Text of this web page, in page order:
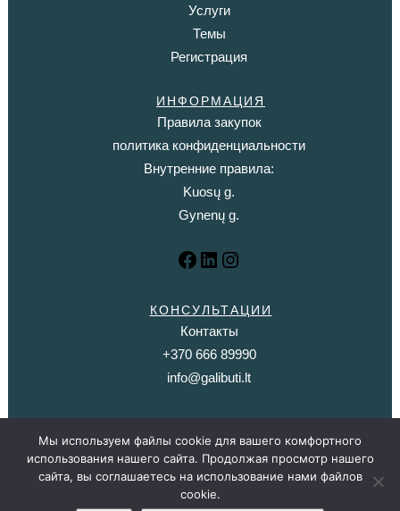
Услуги
Темы
Регистрация
ИНФОРМАЦИЯ
Правила закупок
политика конфиденциальности
Внутренние правила:
Kuosų g.
Gynenų g.
КОНСУЛЬТАЦИИ
Контакты
+370 666 89990
info@galibuti.lt
Мы используем файлы cookie для вашего комфортного
использования нашего сайта. Продолжая просмотр нашего
сайта, вы соглашаетесь на использование нами файлов
cookie.